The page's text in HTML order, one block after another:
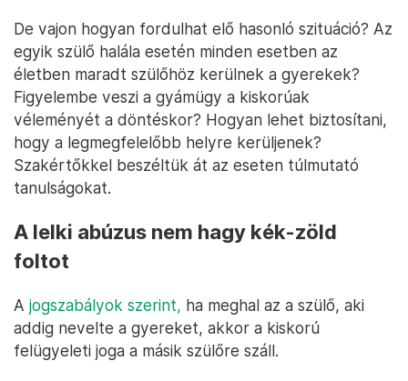
De vajon hogyan fordulhat elő hasonló szituáció? Az
egyik szülő halála esetén minden esetben az
életben maradt szülőhöz kerülnek a gyerekek?
Figyelembe veszi a gyámügy a kiskorúak
véleményét a döntéskor? Hogyan lehet biztosítani,
hogy a legmegfelelőbb helyre kerüljenek?
Szakértőkkel beszéltük át az eseten túlmutató
tanulságokat.
A lelki abúzus nem hagy kék-zöld
foltot
A jogszabályok szerint, ha meghal az a szülő, aki
addig nevelte a gyereket, akkor a kiskorú
felügyeleti joga a másik szülőre száll.